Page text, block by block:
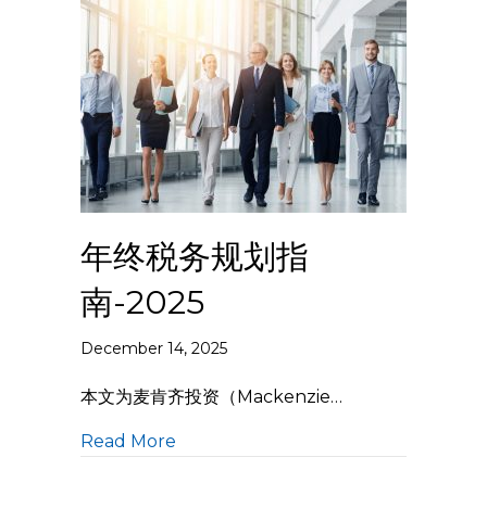
年终税务规划指
南-2025
December 14, 2025
本文为麦肯齐投资（Mackenzie…
Read More